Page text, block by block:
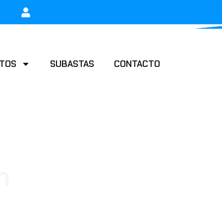
SUBASTAS CONTACTO